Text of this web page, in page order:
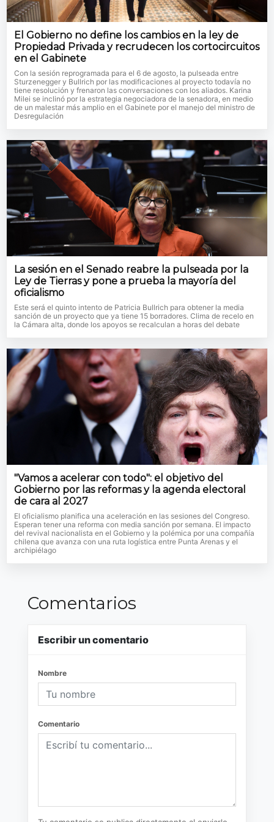
El Gobierno no define los cambios en la ley de
Propiedad Privada y recrudecen los cortocircuitos
en el Gabinete
Con la sesión reprogramada para el 6 de agosto, la pulseada entre
Sturzenegger y Bullrich por las modificaciones al proyecto todavía no
tiene resolución y frenaron las conversaciones con los aliados. Karina
Milei se inclinó por la estrategia negociadora de la senadora, en medio
de un malestar más amplio en el Gabinete por el manejo del ministro de
Desregulación
La sesión en el Senado reabre la pulseada por la
Ley de Tierras y pone a prueba la mayoría del
oficialismo
Este será el quinto intento de Patricia Bullrich para obtener la media
sanción de un proyecto que ya tiene 15 borradores. Clima de recelo en
la Cámara alta, donde los apoyos se recalculan a horas del debate
"Vamos a acelerar con todo": el objetivo del
Gobierno por las reformas y la agenda electoral
de cara al 2027
El oficialismo planifica una aceleración en las sesiones del Congreso.
Esperan tener una reforma con media sanción por semana. El impacto
del revival nacionalista en el Gobierno y la polémica por una compañía
chilena que avanza con una ruta logística entre Punta Arenas y el
archipiélago
Comentarios
Escribir un comentario
Nombre
Comentario